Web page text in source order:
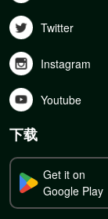
Twitter
Instagram
Youtube
下载
Get it on
Google Play